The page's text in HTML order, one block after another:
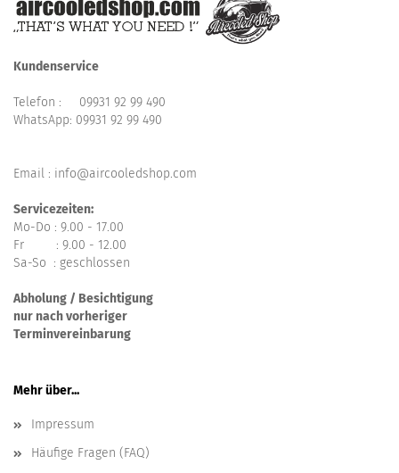
Kundenservice
Telefon : 09931 92 99 490
WhatsApp: 09931 92 99 490
Email : info@aircooledshop.com
Servicezeiten:
Mo-Do : 9.00 - 17.00
Fr : 9.00 - 12.00
Sa-So : geschlossen
Abholung / Besichtigung
nur nach vorheriger
Terminvereinbarung
Mehr über...
Impressum
Häufige Fragen (FAQ)